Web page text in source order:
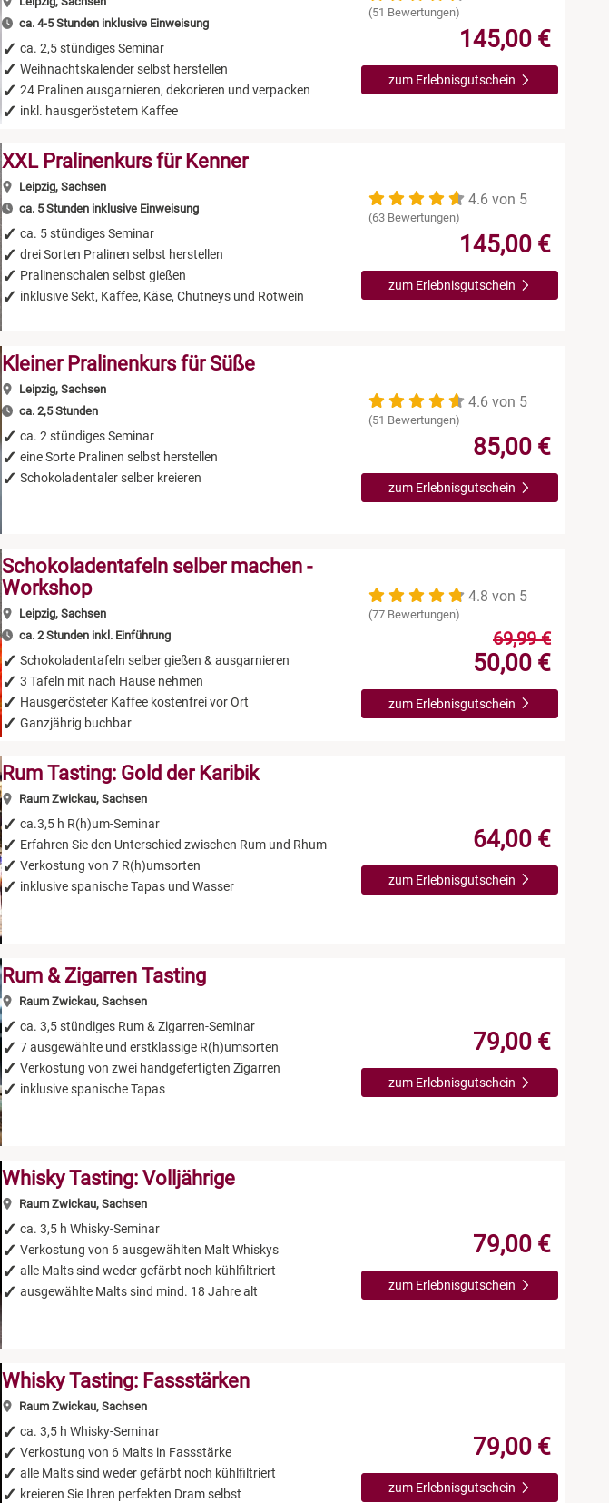
ca. 4-5 Stunden inklusive Einweisung
ca. 2,5 stündiges Seminar
Weihnachtskalender selbst herstellen
24 Pralinen ausgarnieren, dekorieren und verpacken
inkl. hausgeröstetem Kaffee
(51 Bewertungen)
145,00 €
zum Erlebnisgutschein
XXL Pralinenkurs für Kenner
Leipzig, Sachsen
ca. 5 Stunden inklusive Einweisung
ca. 5 stündiges Seminar
drei Sorten Pralinen selbst herstellen
Pralinenschalen selbst gießen
inklusive Sekt, Kaffee, Käse, Chutneys und Rotwein
4.6 von 5
(63 Bewertungen)
145,00 €
zum Erlebnisgutschein
Kleiner Pralinenkurs für Süße
Leipzig, Sachsen
ca. 2,5 Stunden
ca. 2 stündiges Seminar
eine Sorte Pralinen selbst herstellen
Schokoladentaler selber kreieren
4.6 von 5
(51 Bewertungen)
85,00 €
zum Erlebnisgutschein
Schokoladentafeln selber machen -
Workshop
Leipzig, Sachsen
ca. 2 Stunden inkl. Einführung
Schokoladentafeln selber gießen & ausgarnieren
3 Tafeln mit nach Hause nehmen
Hausgerösteter Kaffee kostenfrei vor Ort
Ganzjährig buchbar
4.8 von 5
(77 Bewertungen)
69,99 €
50,00 €
zum Erlebnisgutschein
Rum Tasting: Gold der Karibik
Raum Zwickau, Sachsen
ca.3,5 h R(h)um-Seminar
Erfahren Sie den Unterschied zwischen Rum und Rhum
Verkostung von 7 R(h)umsorten
inklusive spanische Tapas und Wasser
64,00 €
zum Erlebnisgutschein
Rum & Zigarren Tasting
Raum Zwickau, Sachsen
ca. 3,5 stündiges Rum & Zigarren-Seminar
7 ausgewählte und erstklassige R(h)umsorten
Verkostung von zwei handgefertigten Zigarren
inklusive spanische Tapas
79,00 €
zum Erlebnisgutschein
Whisky Tasting: Volljährige
Raum Zwickau, Sachsen
ca. 3,5 h Whisky-Seminar
Verkostung von 6 ausgewählten Malt Whiskys
alle Malts sind weder gefärbt noch kühlfiltriert
ausgewählte Malts sind mind. 18 Jahre alt
79,00 €
zum Erlebnisgutschein
Whisky Tasting: Fassstärken
Raum Zwickau, Sachsen
ca. 3,5 h Whisky-Seminar
Verkostung von 6 Malts in Fassstärke
alle Malts sind weder gefärbt noch kühlfiltriert
kreieren Sie Ihren perfekten Dram selbst
79,00 €
zum Erlebnisgutschein